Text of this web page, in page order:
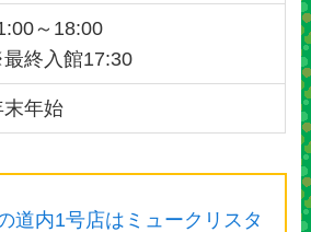
～18:00
終入館17:30
末年始
道内1号店はミュークリスタ